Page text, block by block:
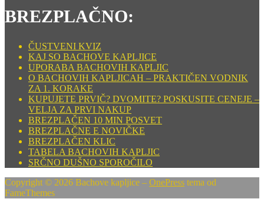
BREZPLAČNO:
ČUSTVENI KVIZ
KAJ SO BACHOVE KAPLJICE
UPORABA BACHOVIH KAPLJIC
O BACHOVIH KAPLJICAH – PRAKTIČEN VODNIK
ZA 1. KORAKE
KUPUJETE PRVIČ? DVOMITE? POSKUSITE CENEJE –
VELJA ZA PRVI NAKUP
BREZPLAČEN 10 MIN POSVET
BREZPLAČNE E NOVIČKE
BREZPLAČEN KLIC
TABELA BACHOVIH KAPLJIC
SRČNO DUŠNO SPOROČILO
Copyright © 2026 Bachove kapljice – OnePress tema od
FameThemes